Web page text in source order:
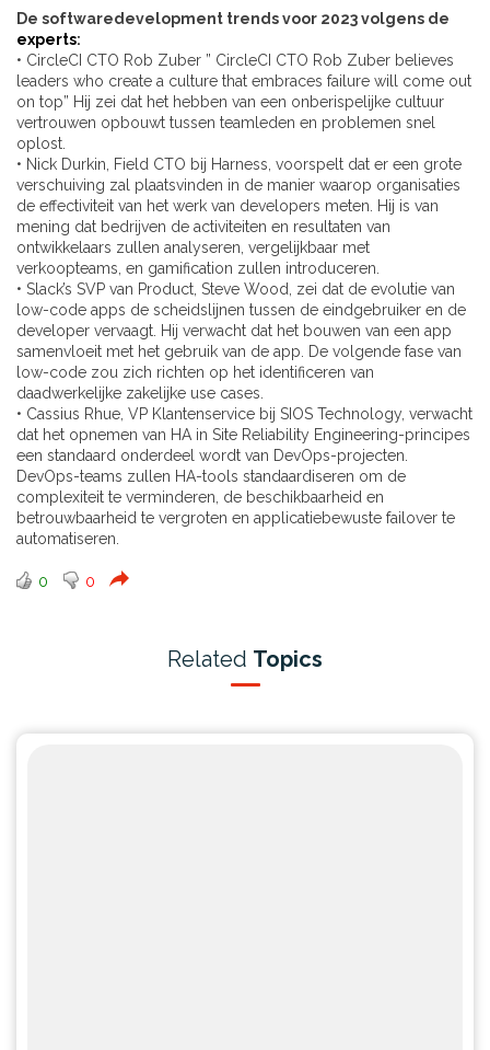
De softwaredevelopment trends voor 2023 volgens de
experts:
• CircleCI CTO Rob Zuber ” CircleCI CTO Rob Zuber believes
leaders who create a culture that embraces failure will come out
on top” Hij zei dat het hebben van een onberispelijke cultuur
vertrouwen opbouwt tussen teamleden en problemen snel
oplost.
• Nick Durkin, Field CTO bij Harness, voorspelt dat er een grote
verschuiving zal plaatsvinden in de manier waarop organisaties
de effectiviteit van het werk van developers meten. Hij is van
mening dat bedrijven de activiteiten en resultaten van
ontwikkelaars zullen analyseren, vergelijkbaar met
verkoopteams, en gamification zullen introduceren.
• Slack’s SVP van Product, Steve Wood, zei dat de evolutie van
low-code apps de scheidslijnen tussen de eindgebruiker en de
developer vervaagt. Hij verwacht dat het bouwen van een app
samenvloeit met het gebruik van de app. De volgende fase van
low-code zou zich richten op het identificeren van
daadwerkelijke zakelijke use cases.
• Cassius Rhue, VP Klantenservice bij SIOS Technology, verwacht
dat het opnemen van HA in Site Reliability Engineering-principes
een standaard onderdeel wordt van DevOps-projecten.
DevOps-teams zullen HA-tools standaardiseren om de
complexiteit te verminderen, de beschikbaarheid en
betrouwbaarheid te vergroten en applicatiebewuste failover te
automatiseren.
0 0
Related Topics